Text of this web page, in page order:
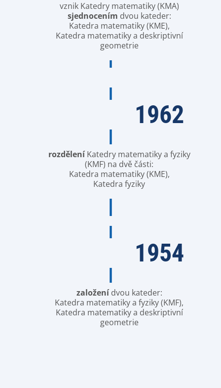
vznik Katedry matematiky (KMA)
sjednocením dvou kateder:
Katedra matematiky (KME),
Katedra matematiky a deskriptivní
geometrie
1962
rozděleníKatedry matematiky a fyziky
(KMF) na dvě části:
Katedra matematiky (KME),
Katedra fyziky
1954
založenídvou kateder:
Katedra matematiky a fyziky (KMF),
Katedra matematiky a deskriptivní
geometrie